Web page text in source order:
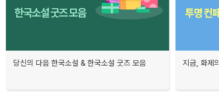
당신의 다음 한국소설 & 한국소설 굿즈 모음 지금, 화제